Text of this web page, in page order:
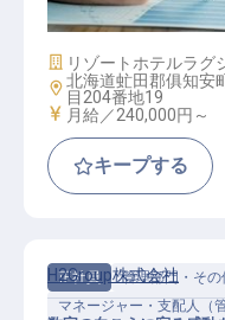
施設業態
リゾートホテルラグ
勤務地
北海道虻田郡俱知安
目204番地19
給与
月給／240,000円～
キープする
正社員
管理部門・その
マネージャー・支配人（
H2Group株式会社